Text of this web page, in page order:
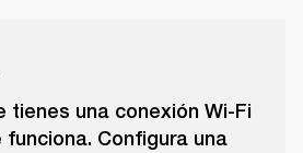
tienes una conexión Wi-Fi
Configura una